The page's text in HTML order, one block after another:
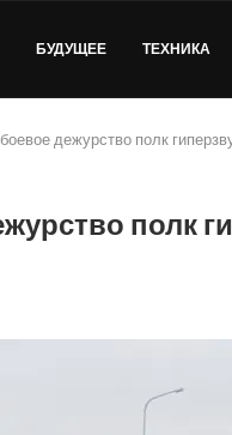
БУДУЩЕЕ ТЕХНИКА
дежурство полк
полк